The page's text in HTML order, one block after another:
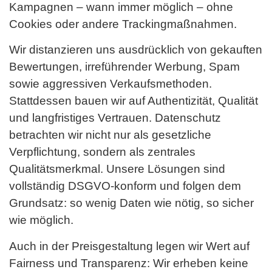
Kampagnen – wann immer möglich – ohne
Cookies oder andere Trackingmaßnahmen.
Wir distanzieren uns ausdrücklich von gekauften
Bewertungen, irreführender Werbung, Spam
sowie aggressiven Verkaufsmethoden.
Stattdessen bauen wir auf Authentizität, Qualität
und langfristiges Vertrauen. Datenschutz
betrachten wir nicht nur als gesetzliche
Verpflichtung, sondern als zentrales
Qualitätsmerkmal. Unsere Lösungen sind
vollständig DSGVO-konform und folgen dem
Grundsatz: so wenig Daten wie nötig, so sicher
wie möglich.
Auch in der Preisgestaltung legen wir Wert auf
Fairness und Transparenz: Wir erheben keine